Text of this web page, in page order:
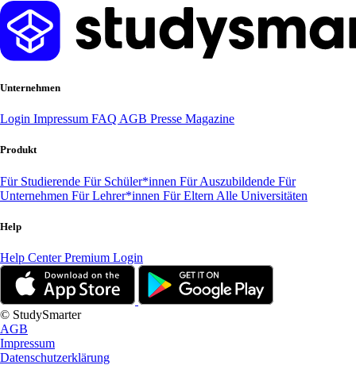
Unternehmen
Login Impressum FAQ AGB Presse Magazine
Produkt
Für Studierende Für Schüler*innen Für Auszubildende Für
Unternehmen Für Lehrer*innen Für Eltern Alle Universitäten
Help
Help CenterPremium Login
© StudySmarter
AGB
Impressum
Datenschutzerklärung